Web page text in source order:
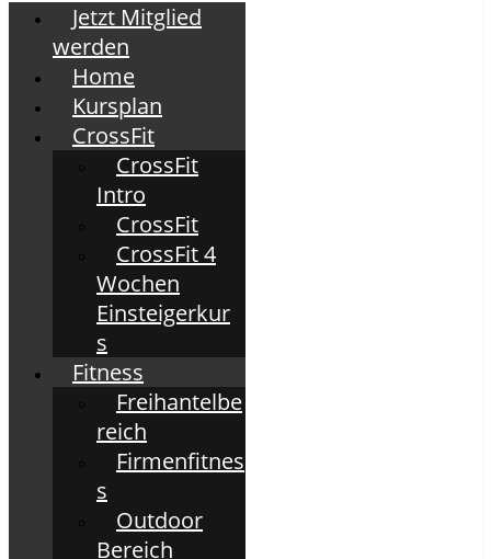
Jetzt Mitglied
werden
Home
Kursplan
CrossFit
CrossFit
Intro
CrossFit
CrossFit 4
Wochen
Einsteigerkur
s
Fitness
Freihantelbe
reich
Firmenfitnes
s
Outdoor
Bereich